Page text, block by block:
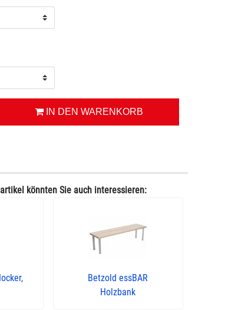
IN DEN WARENKORB
könnten Sie auch interessieren:
Betzold essBAR
Holzbank